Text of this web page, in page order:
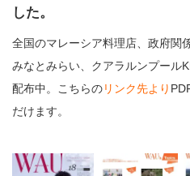
した。
全国のマレーシア料理店、政府関
みなとみらい、クアラルンプール
配布中。こちらのリンク先より
だけます。